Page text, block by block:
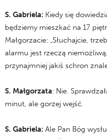
S. Gabriela: Kiedy się
będziemy mieszkać na 17
Małgorzacie: „Słuchajcie,
alarmu jest rzeczą
przynajmniej jakiś schron
S. Małgorzata: Nie.
minut, ale gorzej wejść.
S. Gabriela: Ale Pan Bóg